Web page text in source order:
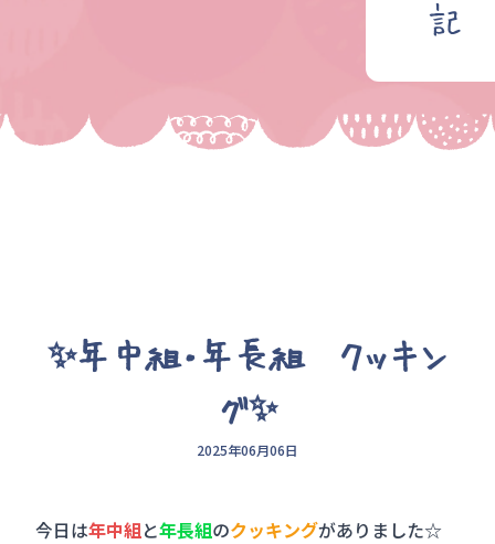
記
✨年中組・年長組 クッキン
グ✨
2025年06月06日
今日は年中組と年長組のクッキングがありました☆